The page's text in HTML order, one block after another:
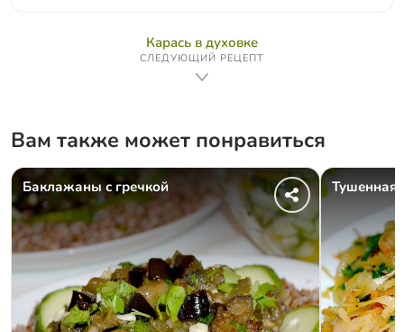
Карась в духовке
СЛЕДУЮЩИЙ РЕЦЕПТ
Вам также может понравиться
Баклажаны с гречкой Тушенная